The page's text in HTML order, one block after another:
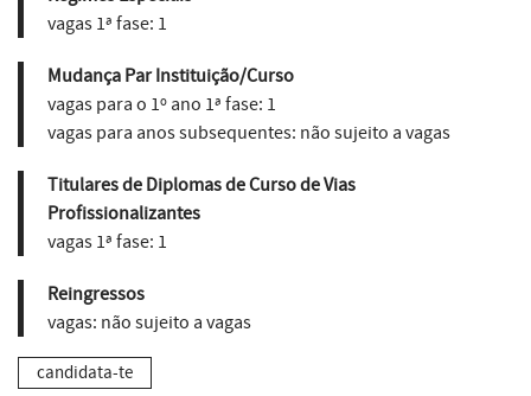
vagas 1ª fase: 1
Mudança Par Instituição/Curso
vagas para o 1º ano 1ª fase: 1
vagas para anos subsequentes: não sujeito a vagas
Titulares de Diplomas de Curso de Vias
Profissionalizantes
vagas 1ª fase: 1
Reingressos
vagas: não sujeito a vagas
candidata-te